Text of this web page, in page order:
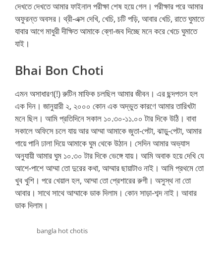
দেখতে দেখতে আমার ফাইনাল পরীক্ষা শেষ হয়ে গেল। পরীক্ষার পরে আমার
অফুরন্ত অবসর। থ্রী-এক্স দেখি, খেচি, চটি পড়ি, আবার খেচি, রাতে ঘুমাতে
যাবার আগে মাধুরী দীক্ষিত আমাকে ব্লো-জব দিচ্ছে মনে করে খেচে ঘুমাতে
যাই।
Bhai Bon Choti
এমন অসাধারণ(!) রুটিন মাফিক চলছিল আমার জীবন। এর ছন্দপতন হল
এক দিন। জানুয়ারী ২, ২০০০ কোন এক অদ্ভুত কারণে আমার তারিখটা
মনে ছিল। আমি প্রতিদিনে সকাল ১০.৩০-১১.০০ টার দিকে উঠি। বাবা
সকালে অফিসে চলে যায় আর আম্মা আমাকে জুতা-পেটা, ঝাড়ু-পেটা, আমার
গায়ে পানি ঢালা দিয়ে আমাকে ঘুম থেকে উঠান। সেদিন আমার অভ্যাস
অনুযায়ী আমার ঘুম ১০.৩০ টার দিকে ভেঙ্গে যায়। আমি অবাক হয়ে দেখি যে
আশে-পাশে আম্মা তো দুরের কথা, আম্মার ছায়াটাও নাই। আমি প্রথমে তো
খুব খুশি। পরে খেয়াল হল, আম্মা তো প্রেশারের রুগী। অসুস্থ না তো
আবার। সাথে সাথে আম্মাকে ডাক দিলাম। কোন সাড়া-শব্দ নাই। আবার
ডাক দিলাম।
bangla hot chotis